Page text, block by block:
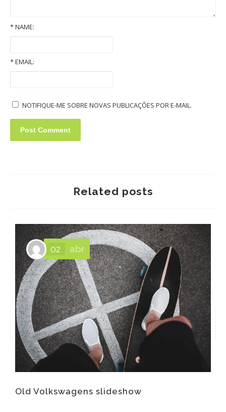
*NAME:
*EMAIL:
NOTIFIQUE-ME SOBRE NOVAS PUBLICAÇÕES POR E-MAIL.
Related posts
Old Volkswagens slideshow
02 abr